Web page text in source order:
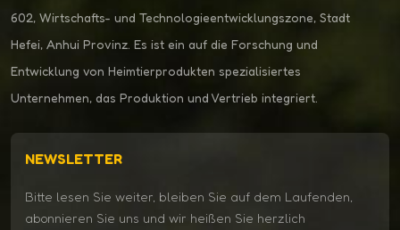
602, Wirtschafts- und Technologieentwicklungszone, Stadt
Hefei, Anhui Provinz. Es ist ein auf die Forschung und
Entwicklung von Heimtierprodukten spezialisiertes
Unternehmen, das Produktion und Vertrieb integriert.
NEWSLETTER
Bitte lesen Sie weiter, bleiben Sie auf dem Laufenden,
abonnieren Sie uns und wir heißen Sie herzlich